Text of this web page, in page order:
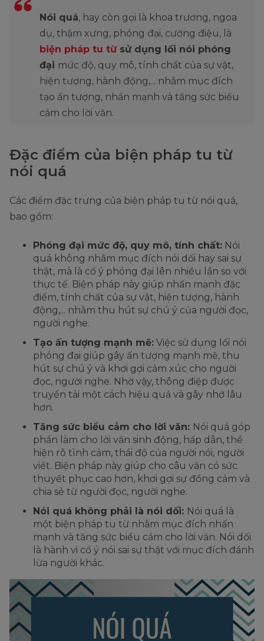
Nói quá, hay còn gọi là khoa trương, ngoa
dụ, thậm xưng, phóng đại, cường điệu, là
biện pháp tu từsử dụng lối nói phóng
đại mức độ, quy mô, tính chất của sự vật,
hiện tượng, hành động,... nhằm mục đích
tạo ấn tượng, nhấn mạnh và tăng sức biểu
cảm cho lời văn.
Đặc điểm của biện pháp tu từ
nói quá
Các điểm đặc trưng của biện pháp tu từ nói quá,
bao gồm:
Phóng đại mức độ, quy mô, tính chất: Nói
quá không nhằm mục đích nói dối hay sai sự
thật, mà là cố ý phóng đại lên nhiều lần so với
thực tế. Biện pháp này giúp nhấn mạnh đặc
điểm, tính chất của sự vật, hiện tượng, hành
động,... nhằm thu hút sự chú ý của người đọc,
người nghe.
Tạo ấn tượng mạnh mẽ: Việc sử dụng lối nói
phóng đại giúp gây ấn tượng mạnh mẽ, thu
hút sự chú ý và khơi gợi cảm xúc cho người
đọc, người nghe. Nhờ vậy, thông điệp được
truyền tải một cách hiệu quả và gây nhớ lâu
hơn.
Tăng sức biểu cảm cho lời văn: Nói quá góp
phần làm cho lời văn sinh động, hấp dẫn, thể
hiện rõ tình cảm, thái độ của người nói, người
viết. Biện pháp này giúp cho câu văn có sức
thuyết phục cao hơn, khơi gợi sự đồng cảm và
chia sẻ từ người đọc, người nghe.
Nói quá không phải là nói dối: Nói quá là
một biện pháp tu từ nhằm mục đích nhấn
mạnh và tăng sức biểu cảm cho lời văn. Nói dối
là hành vi cố ý nói sai sự thật với mục đích đánh
lừa người khác.